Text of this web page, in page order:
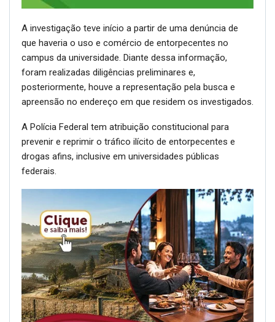
A investigação teve início a partir de uma denúncia de
que haveria o uso e comércio de entorpecentes no
campus da universidade. Diante dessa informação,
foram realizadas diligências preliminares e,
posteriormente, houve a representação pela busca e
apreensão no endereço em que residem os investigados.
A Polícia Federal tem atribuição constitucional para
prevenir e reprimir o tráfico ilícito de entorpecentes e
drogas afins, inclusive em universidades públicas
federais.